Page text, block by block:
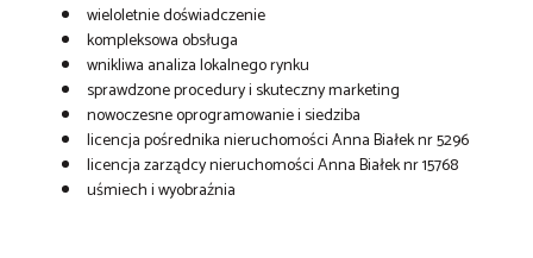
wieloletnie doświadczenie
kompleksowa obsługa
wnikliwa analiza lokalnego rynku
sprawdzone procedury i skuteczny marketing
nowoczesne oprogramowanie i siedziba
licencja pośrednika nieruchomości Anna Białek nr 5296
licencja zarządcy nieruchomości Anna Białek nr 15768
uśmiech i wyobraźnia